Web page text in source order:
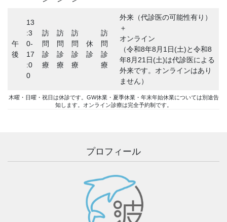
午
後
13
:3
0-
17
:0
0
訪
問
診
療
訪
問
診
療
訪
問
診
療
休
診
訪
問
診
療
外来（代診医の可能性有り）
＋
オンライン
（令和8年8月1日(土)と令和8
年8月21日(土)は代診医による
外来です。オンラインはあり
ません）
木曜・日曜・祝日は休診です。GW休業・夏季休業・年末年始休業については別途告
知します。オンライン診療は完全予約制です。
プロフィール